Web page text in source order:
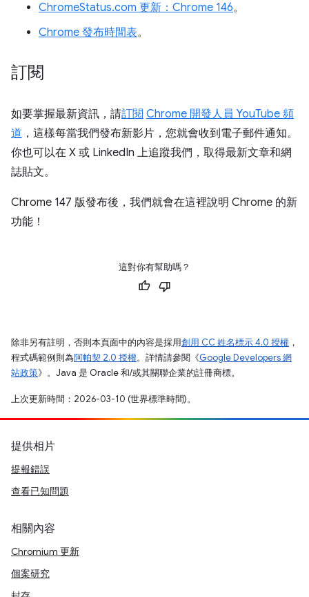
ChromeStatus.com 更新：Chrome 146。
Chrome 發布時間表。
訂閱
如要掌握最新資訊，請訂閱 Chrome 開發人員 YouTube 頻
道 ，這樣每當我們發布新影片，您就會收到電子郵件通知。
你也可以在 X 或 LinkedIn 上追蹤我們，取得最新文章和網
誌貼文。
Chrome 147 版發布後，我們就會在這裡說明 Chrome 的新
功能！
這對你有幫助嗎？
除非另有註明，否則本頁面中的內容是採用創用 CC 姓名標示 4.0 授權 ，
程式碼範例則為阿帕契 2.0 授權。詳情請參閱《Google Developers 網
站政策》。Java 是 Oracle 和/或其關聯企業的註冊商標。
上次更新時間：2026-03-10 (世界標準時間)。
提供相片
提報錯誤
查看已知問題
相關內容
Chromium 更新
個案研究